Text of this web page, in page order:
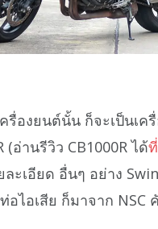
รื่องยนต์นั้น ก็จะเป็นเค
(อ่านรีวิว CB1000R ได้
ละเอียด อื่นๆ อย่าง
อไอเสีย ก็มาจาก NSC